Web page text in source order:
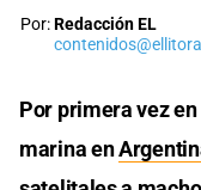
Por:Redacción EL
Por primera vez
marina en